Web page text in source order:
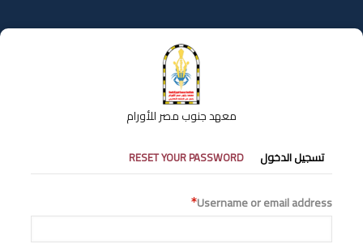
إلى
المحتوى
معهد جنوب مصر للأورام
التبويبات
الأساسية
تسجيل الدخول RESET YOUR PASSWORD
Username or email address